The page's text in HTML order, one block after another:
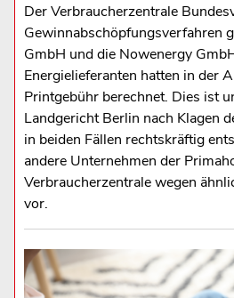
Der Verbraucherzentrale
Gewinnabschöpfungsverfahren
GmbH und die Nowenergy
Energielieferanten hatten in der
Printgebühr berechnet. Dies ist
Landgericht Berlin nach Klagen
in beiden Fällen rechtskräftig
andere Unternehmen der
Verbraucherzentrale wegen
vor.